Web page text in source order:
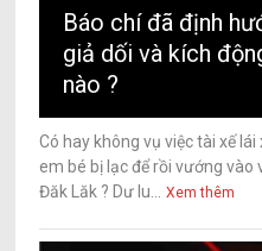
Báo chí đã định
giả dối và kích
nào ?
Có hay không vụ việc tài xế
em bé bị lạc để rồi vướng vào
Đăk Lăk ? Dư lu...
Xem thêm